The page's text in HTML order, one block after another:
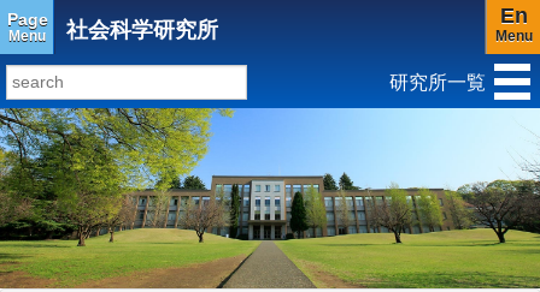
Page
Menu 社会科学研究所
En
Menu
研究所トップ 教育研究所
キリスト教と文化研究所 アジア文化研究所
平和研究所 ジェンダー研究センター
研究所一覧